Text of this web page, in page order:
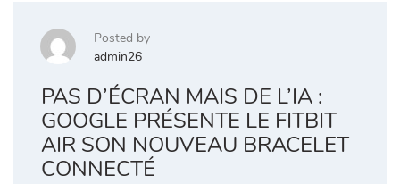
Posted by
admin26
PAS D’ÉCRAN MAIS DE L’IA :
GOOGLE PRÉSENTE LE FITBIT
AIR SON NOUVEAU BRACELET
CONNECTÉ